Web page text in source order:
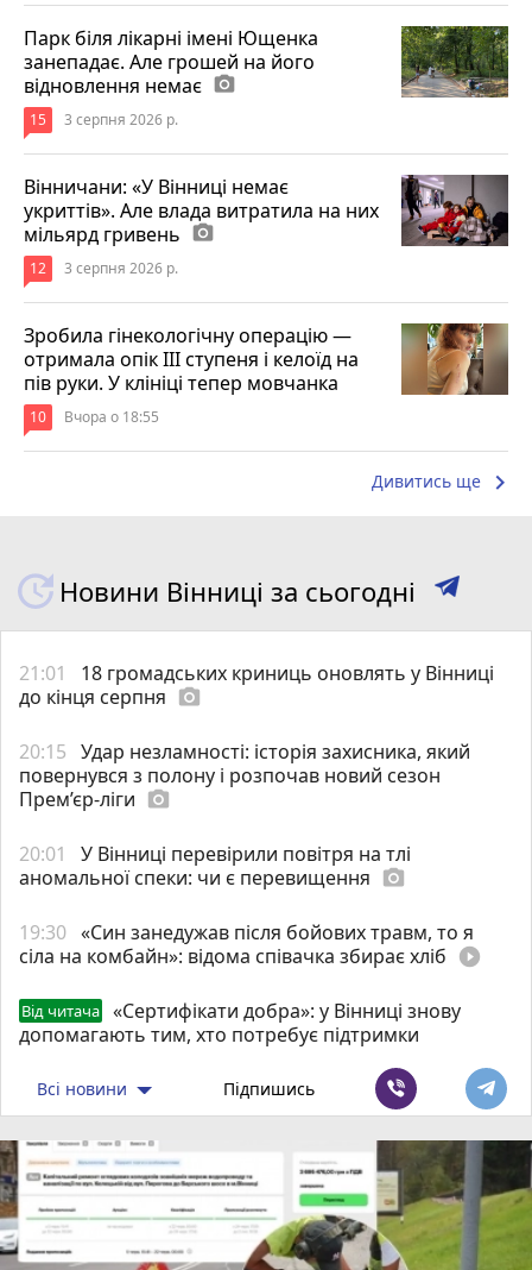
Парк біля лікарні імені Ющенка
занепадає. Але грошей на його
відновлення немає photo_camera
15 3 серпня 2026 р.
Вінничани: «У Вінниці немає
укриттів». Але влада витратила на них
мільярд гривень photo_camera
12 3 серпня 2026 р.
Зробила гінекологічну операцію —
отримала опік ІІІ ступеня і келоїд на
пів руки. У клініці тепер мовчанка
10 Вчора о 18:55
Дивитись ще keyboard_arrow_right
Новини Вінниці за сьогодні
21:01
18 громадських криниць оновлять у Вінниці
до кінця серпня photo_camera
20:15 Удар незламності: історія захисника, який
повернувся з полону і розпочав новий сезон
Прем’єр-ліги photo_camera
20:01
У Вінниці перевірили повітря на тлі
аномальної спеки: чи є перевищення photo_camera
19:30 «Син занедужав після бойових травм, то я
сіла на комбайн»: відома співачка збирає хліб play_circle_filled
Від читача
«Сертифікати добра»: у Вінниці знову
допомагають тим, хто потребує підтримки
Всі новини Підпишись